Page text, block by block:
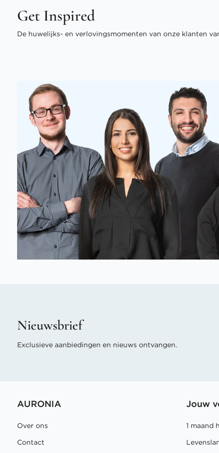
Get Inspired
De huwelijks- en verlovingsmomenten van onze klanten
Nieuwsbrief
Exclusieve aanbiedingen en nieuws ontvangen.
AURONIA
Over ons
Contact
Jouw
1 maand